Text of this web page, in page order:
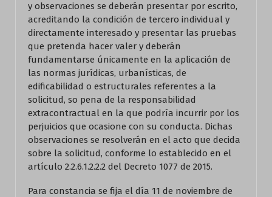
y observaciones se deberán presentar por escrito,
acreditando la condición de tercero individual y
directamente interesado y presentar las pruebas
que pretenda hacer valer y deberán
fundamentarse únicamente en la aplicación de
las normas jurídicas, urbanísticas, de
edificabilidad o estructurales referentes a la
solicitud, so pena de la responsabilidad
extracontractual en la que podría incurrir por los
perjuicios que ocasione con su conducta. Dichas
observaciones se resolverán en el acto que decida
sobre la solicitud, conforme lo establecido en el
artículo 2.2.6.1.2.2.2 del Decreto 1077 de 2015.
Para constancia se fija el día 11 de noviembre de